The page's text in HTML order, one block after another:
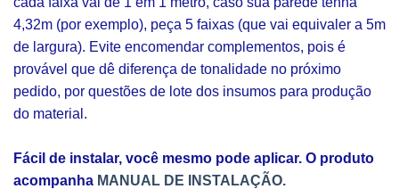
4,32m (por exemplo), peça 5 faixas (que vai equivaler a 5m
de largura). Evite encomendar complementos, pois é
provável que dê diferença de tonalidade no próximo
pedido, por questões de lote dos insumos para produção
do material.
Fácil de instalar, você mesmo pode aplicar. O produto
acompanha MANUAL DE INSTALAÇÃO.